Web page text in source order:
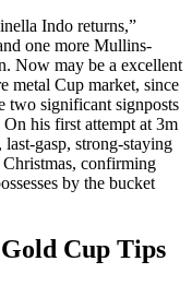
Indo returns,”
one more Mullins-
Now may be a excellent
metal Cup market, since
two significant signposts
his first attempt at 3m
gasp, strong-staying
confirming
by the bucket
Cup Tips